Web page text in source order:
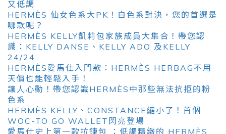
又低調
HERMÈS 仙女色系大PK！白色系對決，您的首選是
哪款呢？
HERMÈS KELLY凱莉包家族成員大集合！帶您認
識：KELLY DANSE、KELLY ADO 及KELLY
24/24
HERMÈS愛馬仕入門款：HERMÈS HERBAG不用
天價也能輕鬆入手！
讓人心動！帶您認識HERMÈS中那些無法抗拒的粉
色系
HERMÈS KELLY、CONSTANCE縮小了！首個
WOC-TO GO WALLET閃亮登場
愛馬仕史上第一款拉鍊包 ：低調精緻的 HERMÈS